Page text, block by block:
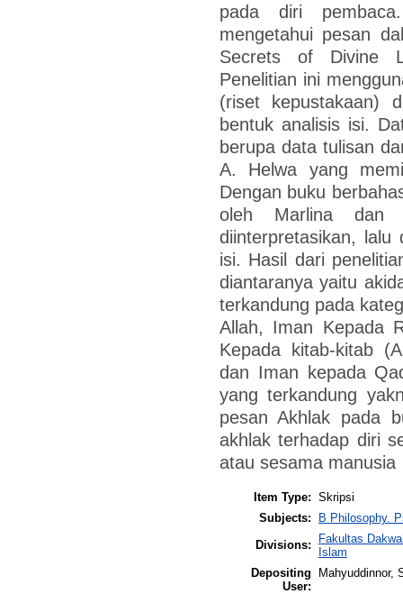
pada diri
mengetahui pesan
Secrets of Divine
Penelitian ini
(riset kepustakaan)
bentuk analisis isi.
berupa data tulisan
A. Helwa yang
Dengan buku
oleh Marlina dan
diinterpretasikan, lalu
isi. Hasil dari
diantaranya yaitu
terkandung pada
Allah, Iman Kepada
Kepada kitab-kitab
dan Iman kepada
yang terkandung
pesan Akhlak pada
akhlak terhadap diri
atau sesama manusia
Item Type: Skripsi
Subjects:
B Philosophy.
Divisions:
Fakultas
Islam
Depositing
User:
Mahyuddinnor,